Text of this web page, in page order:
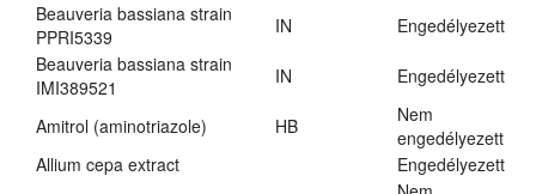
Beauveria bassiana strain
PPRI5339
IN
Engedélyezett
Beauveria bassiana strain
IMI389521
IN Engedélyezett
Amitrol (aminotriazole) HB
Nem
engedélyezett
Allium cepa extract
Engedélyezett